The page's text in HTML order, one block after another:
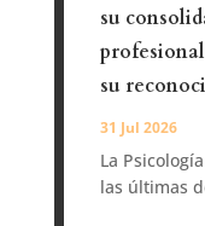
su
su
31 Jul 2026
La
las últimas